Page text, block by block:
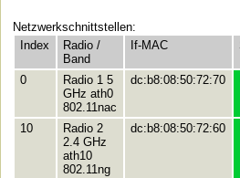
Netzwerkschnittstellen:
Index
Radio /
Band
If-MAC
0
Radio 1 5
GHz ath0
802.11nac
dc:b8:08:50:72:70
10
Radio 2
2.4 GHz
ath10
802.11ng
dc:b8:08:50:72:60